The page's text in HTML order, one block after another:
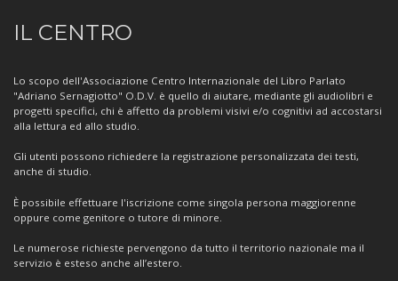
Informazioni
sul
Centro
IL CENTRO
Lo scopo dell'Associazione Centro Internazionale del Libro Parlato
"Adriano Sernagiotto" O.D.V. è quello di aiutare, mediante gli audiolibri e
progetti specifici, chi è affetto da problemi visivi e/o cognitivi ad accostarsi
alla lettura ed allo studio.
Gli utenti possono richiedere la registrazione personalizzata dei testi,
anche di studio.
È possibile effettuare l'iscrizione come singola persona maggiorenne
oppure come genitore o tutore di minore.
Le numerose richieste pervengono da tutto il territorio nazionale ma il
servizio è esteso anche all’estero.